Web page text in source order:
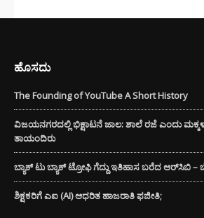
ಹೊಸದು
The Founding of YouTube A Short History
ವಿಜಯನಗರದಲ್ಲಿ ಭಿಕ್ಷಾಟನೆ ಜಾಲ: ಶಾಲೆ ರಜೆ ಎಂದು
ತಾಯಂದಿರು
ಬ್ಯಾಕ್ ಟು ಬ್ಯಾಕ್ ಟ್ರೋಫಿ ಗೆದ್ದು ಇತಿಹಾಸ ಬರೆದ ಆರ್‌ಸಿಬಿ –
ಶಿಕ್ಷಕರಿಗೆ ಎಐ (AI) ಆಧರಿತ ಹಾಜರಾತಿ ಫಜೀತಿ;